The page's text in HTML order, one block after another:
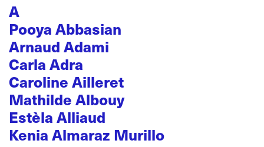
A
Pooya Abbasian
Arnaud Adami
Carla Adra
Caroline Ailleret
Mathilde Albouy
Estèla Alliaud
Kenia Almaraz Murillo